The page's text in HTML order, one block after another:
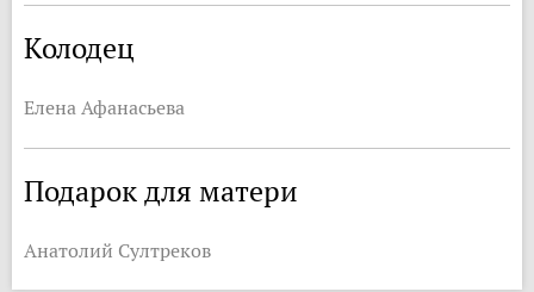
Колодец
Елена Афанасьева
Подарок для матери
Анатолий Султреков